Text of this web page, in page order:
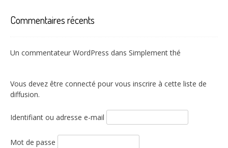
Commentaires récents
Un commentateur WordPress dans Simplement thé
Vous devez être connecté pour vous inscrire à cette liste de
diffusion.
Identifiant ou adresse e-mail
Mot de passe